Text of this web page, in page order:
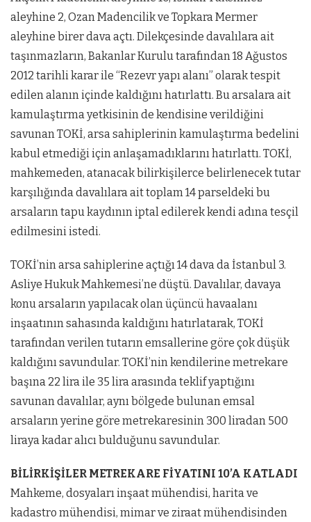
aleyhine 2, Ozan Madencilik ve Topkara Mermer
aleyhine birer dava açtı. Dilekçesinde davalılara ait
taşınmazların, Bakanlar Kurulu tarafından 18 Ağustos
2012 tarihli karar ile “Rezevr yapı alanı” olarak tespit
edilen alanın içinde kaldığını hatırlattı. Bu arsalara ait
kamulaştırma yetkisinin de kendisine verildiğini
savunan TOKİ, arsa sahiplerinin kamulaştırma bedelini
kabul etmediği için anlaşamadıklarını hatırlattı. TOKİ,
mahkemeden, atanacak bilirkişilerce belirlenecek tutar
karşılığında davalılara ait toplam 14 parseldeki bu
arsaların tapu kaydının iptal edilerek kendi adına tesçil
edilmesini istedi.
TOKİ’nin arsa sahiplerine açtığı 14 dava da İstanbul 3.
Asliye Hukuk Mahkemesi’ne düştü. Davalılar, davaya
konu arsaların yapılacak olan üçüncü havaalanı
inşaatının sahasında kaldığını hatırlatarak, TOKİ
tarafından verilen tutarın emsallerine göre çok düşük
kaldığını savundular. TOKİ’nin kendilerine metrekare
başına 22 lira ile 35 lira arasında teklif yaptığını
savunan davalılar, aynı bölgede bulunan emsal
arsaların yerine göre metrekaresinin 300 liradan 500
liraya kadar alıcı bulduğunu savundular.
BİLİRKİŞİLER METREKARE FİYATINI 10’A KATLADI
Mahkeme, dosyaları inşaat mühendisi, harita ve
kadastro mühendisi, mimar ve ziraat mühendisinden